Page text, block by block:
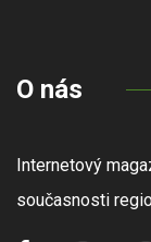
O nás
Internetový
současnosti